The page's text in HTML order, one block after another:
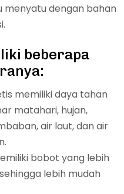
menyatu dengan bahan
beberapa
memiliki daya tahan
matahari, hujan,
air laut, dan air
bobot yang lebih
lebih mudah